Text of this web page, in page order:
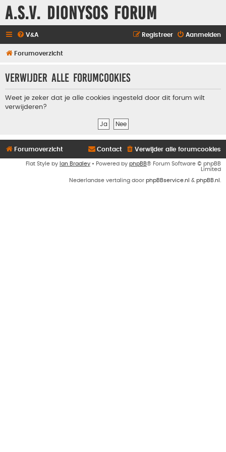
A.S.V. Dionysos Forum
V&A Aanmelden
Registreer
Forumoverzicht
Verwijder alle forumcookies
Weet je zeker dat je alle cookies ingesteld door dit forum wilt
verwijderen?
Forumoverzicht Verwijder alle forumcookies
Contact
Flat Style by Ian Bradley • Powered by phpBB® Forum Software © phpBB
Limited
Nederlandse vertaling door phpBBservice.nl & phpBB.nl